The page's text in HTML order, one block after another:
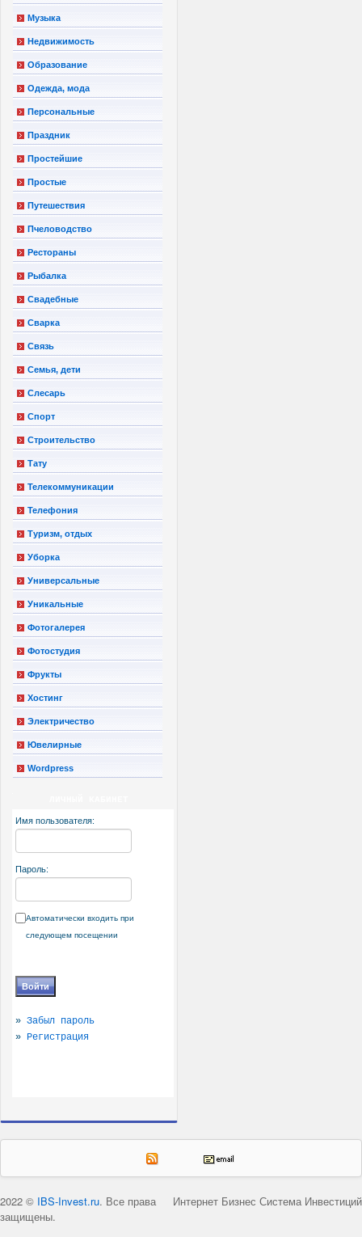
Музыка
Недвижимость
Образование
Одежда, мода
Персональные
Праздник
Простейшие
Простые
Путешествия
Пчеловодство
Рестораны
Рыбалка
Свадебные
Сварка
Связь
Семья, дети
Слесарь
Спорт
Строительство
Тату
Телекоммуникации
Телефония
Туризм, отдых
Уборка
Универсальные
Уникальные
Фотогалерея
Фотостудия
Фрукты
Хостинг
Электричество
Ювелирные
Wordpress
Имя пользователя:
Пароль:
Автоматически входить при
следующем посещении
» Забыл пароль
» Регистрация
Интернет Бизнес Система Инвестиций
2022 © IBS-Invest.ru. Все права
защищены.